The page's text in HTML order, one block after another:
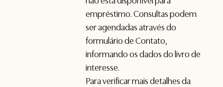
empréstimo. Consultas podem
ser agendadas através do
formulário deContato,
informando os dados do livro de
interesse.
Para verificar mais detalhes da